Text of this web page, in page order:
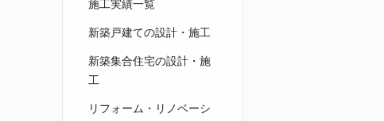
施工実績一覧
新築戸建ての設計・施工
新築集合住宅の設計・施
工
リフォーム・リノベーシ